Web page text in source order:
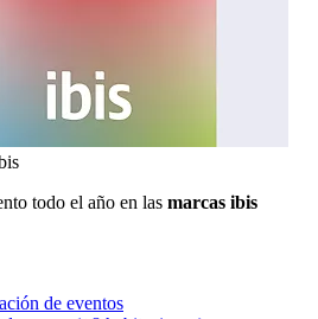
todo el año en las marcas ibis
de eventos